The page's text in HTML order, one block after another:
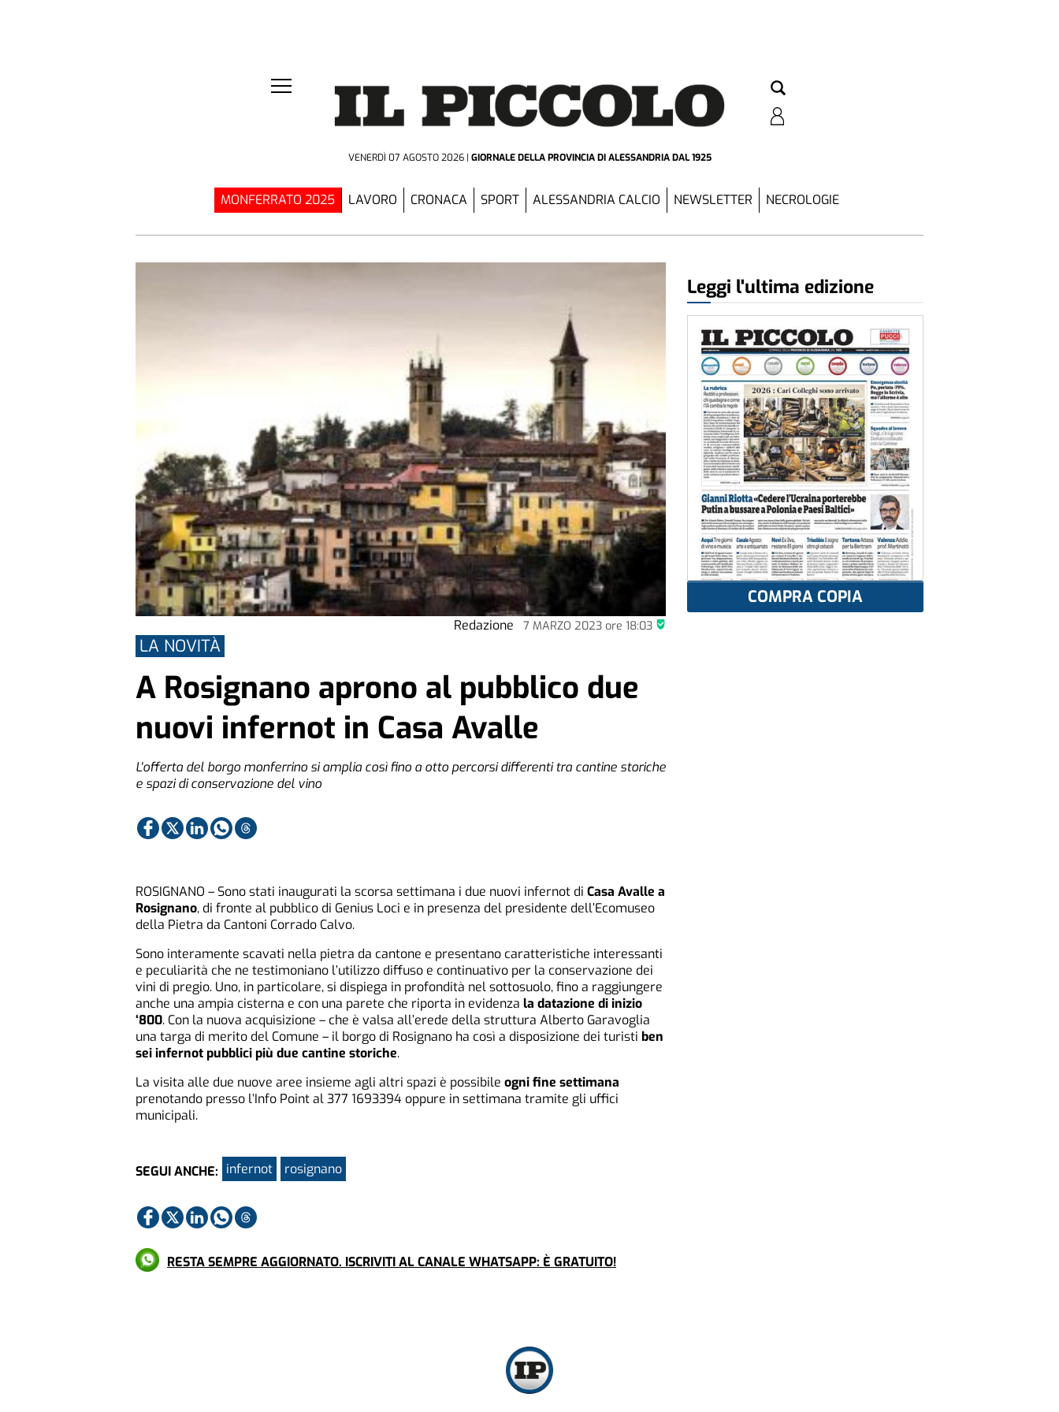
VENERDÌ 07 AGOSTO 2026 GIORNALE DELLA PROVINCIADI ALESSANDRIA DAL 1925
MONFERRATO 2025 LAVORO CRONACA SPORT ALESSANDRIA CALCIO NEWSLETTER NECROLOGIE
Redazione 7 MARZO 2023ore 18:03
LA NOVITÀ
A Rosignano aprono al pubblico due
nuovi infernot in Casa Avalle
L'offerta del borgo monferrino si amplia così fino a otto percorsi differenti tra cantine storiche
e spazi di conservazione del vino
ROSIGNANO – Sono stati inaugurati la scorsa settimana i due nuovi infernot di Casa Avalle a
Rosignano, di fronte al pubblico di Genius Loci e in presenza del presidente dell’Ecomuseo
della Pietra da Cantoni Corrado Calvo.
Sono interamente scavati nella pietra da cantone e presentano caratteristiche interessanti
e peculiarità che ne testimoniano l’utilizzo diffuso e continuativo per la conservazione dei
vini di pregio. Uno, in particolare, si dispiega in profondità nel sottosuolo, fino a raggiungere
anche una ampia cisterna e con una parete che riporta in evidenza la datazione di inizio
‘800. Con la nuova acquisizione – che è valsa all’erede della struttura Alberto Garavoglia
una targa di merito del Comune – il borgo di Rosignano ha così a disposizione dei turisti ben
sei infernot pubblici più due cantine storiche.
La visita alle due nuove aree insieme agli altri spazi è possibile ogni fine settimana
prenotando presso l’Info Point al 377 1693394 oppure in settimana tramite gli uffici
municipali.
SEGUI ANCHE: infernot rosignano
RESTA SEMPRE AGGIORNATO. ISCRIVITI AL CANALE WHATSAPP: È GRATUITO!
Leggi l'ultima edizione
COMPRA COPIA